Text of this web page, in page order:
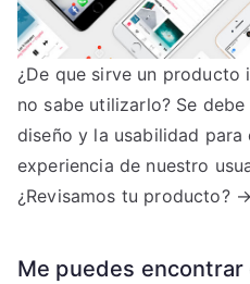
¿De que sirve un producto
no sabe utilizarlo? Se
diseño y la usabilidad para
experiencia de nuestro
¿Revisamos tu producto? →
Me puedes